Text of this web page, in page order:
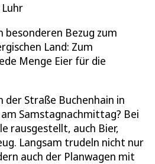
besonderen Bezug zum
Land: Zum
Menge Eier für die
der Straße Buchenhain in
Samstagnachmittag? Bei
rausgestellt, auch Bier,
Langsam trudeln nicht nur
auch der Planwagen mit